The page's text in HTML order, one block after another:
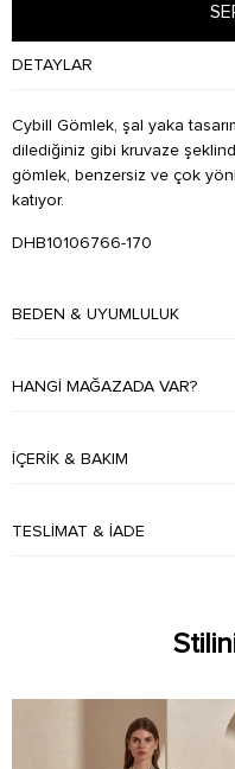
DETAYLAR
Cybill Gömlek, şal yaka
dilediğiniz gibi kruvaze
gömlek, benzersiz ve çok
katıyor.
DHB10106766-170
BEDEN & UYUMLULUK
HANGI MAĞAZADA VAR?
İÇERIK & BAKIM
TESLIMAT & İADE